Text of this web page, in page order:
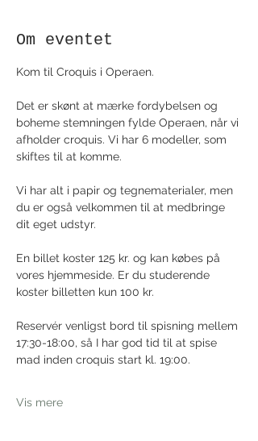
Om eventet
Kom til Croquis i Operaen.
Det er skønt at mærke fordybelsen og
boheme stemningen fylde Operaen, når vi
afholder croquis. Vi har 6 modeller, som
skiftes til at komme.
Vi har alt i papir og tegnematerialer, men
du er også velkommen til at medbringe
dit eget udstyr.
En billet koster 125 kr. og kan købes på
vores hjemmeside. Er du studerende
koster billetten kun 100 kr.
Reservér venligst bord til spisning mellem
17:30-18:00, så I har god tid til at spise
mad inden croquis start kl. 19:00.
Vis mere